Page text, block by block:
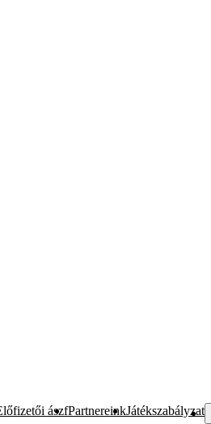
ászfPartnereinkJátékszabályzat